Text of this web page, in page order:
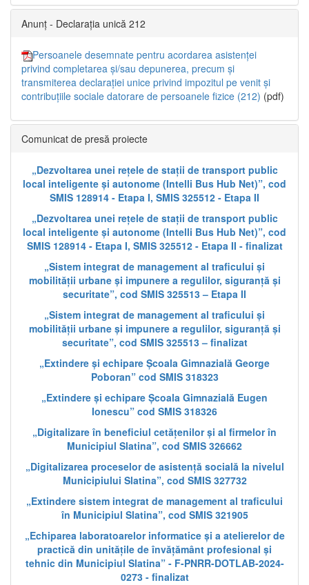
Anunț - Declarația unică 212
Persoanele desemnate pentru acordarea asistenței
privind completarea și/sau depunerea, precum și
transmiterea declarației unice privind impozitul pe venit și
contribuțiile sociale datorare de persoanele fizice (212) (pdf)
Comunicat de presă proiecte
„Dezvoltarea unei rețele de stații de transport public
local inteligente și autonome (Intelli Bus Hub Net)”, cod
SMIS 128914 - Etapa I, SMIS 325512 - Etapa II
„Dezvoltarea unei rețele de stații de transport public
local inteligente și autonome (Intelli Bus Hub Net)”, cod
SMIS 128914 - Etapa I, SMIS 325512 - Etapa II - finalizat
„Sistem integrat de management al traficului și
mobilității urbane și impunere a regulilor, siguranță și
securitate”, cod SMIS 325513 – Etapa II
„Sistem integrat de management al traficului și
mobilității urbane și impunere a regulilor, siguranță și
securitate”, cod SMIS 325513 – finalizat
„Extindere și echipare Școala Gimnazială George
Poboran” cod SMIS 318323
„Extindere și echipare Școala Gimnazială Eugen
Ionescu” cod SMIS 318326
„Digitalizare în beneficiul cetățenilor și al firmelor în
Municipiul Slatina”, cod SMIS 326662
„Digitalizarea proceselor de asistență socială la nivelul
Municipiului Slatina”, cod SMIS 327732
„Extindere sistem integrat de management al traficului
în Municipiul Slatina”, cod SMIS 321905
„Echiparea laboratoarelor informatice și a atelierelor de
practică din unitățile de învățământ profesional și
tehnic din Municipiul Slatina” - F-PNRR-DOTLAB-2024-
0273 - finalizat